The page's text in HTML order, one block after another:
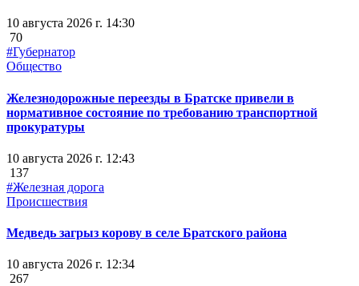
10 августа 2026 г. 14:30
70
#Губернатор
Общество
Железнодорожные переезды в Братске привели в
нормативное состояние по требованию транспортной
прокуратуры
10 августа 2026 г. 12:43
137
#Железная дорога
Происшествия
Медведь загрыз корову в селе Братского района
10 августа 2026 г. 12:34
267